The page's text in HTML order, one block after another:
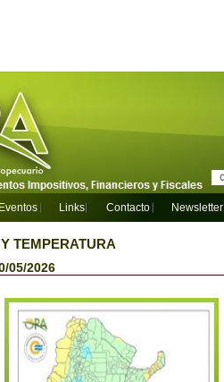
Eventos Links Contacto Newsletter
TEMPERATURA
05/2026